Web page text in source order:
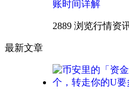
账时间详解
2889 浏览行情资
最新文章